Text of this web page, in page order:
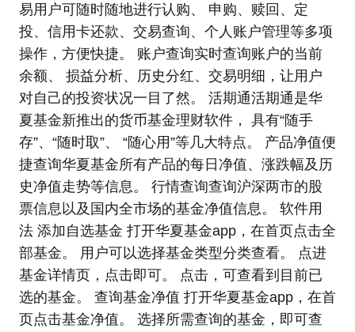
易用户可随时随地进行认购、 申购、赎回、定
投、信用卡还款、交易查询、个人账户管理等多项
操作，方便快捷。 账户查询实时查询账户的当前
余额、 损益分析、历史分红、交易明细，让用户
对自己的投资状况一目了然。 活期通活期通是华
夏基金新推出的货币基金理财软件， 具有“随手
存”、“随时取”、 “随心用”等几大特点。 产品净值便
捷查询华夏基金所有产品的每日净值、涨跌幅及历
史净值走势等信息。 行情查询查询沪深两市的股
票信息以及国内全市场的基金净值信息。 软件用
法 添加自选基金 打开华夏基金app，在首页点击全
部基金。 用户可以选择基金类型分类查看。 点进
基金详情页，点击即可。 点击，可查看到目前已
选的基金。 查询基金净值 打开华夏基金app，在首
页点击基金净值。 选择所需查询的基金，即可查